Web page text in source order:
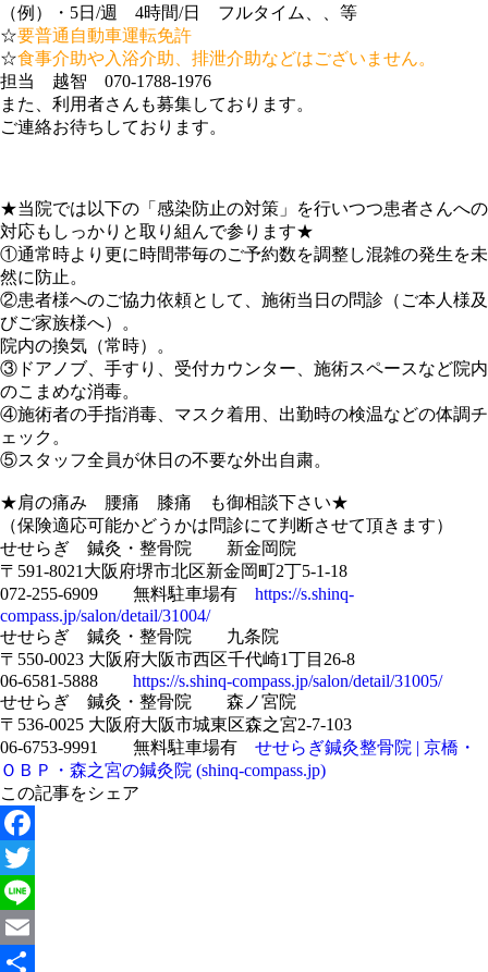
（例）・5日/週 4時間/日 フルタイム、、等
☆要普通自動車運転免許
☆食事介助や入浴介助、排泄介助などはございません。
担当 越智 070-1788-1976
また、利用者さんも募集しております。
ご連絡お待ちしております。
★当院では以下の「感染防止の対策」を行いつつ患者さんへの
対応もしっかりと取り組んで参ります★
①通常時より更に時間帯毎のご予約数を調整し混雑の発生を未
然に防止。
②患者様へのご協力依頼として、施術当日の問診（ご本人様及
びご家族様へ）。
院内の換気（常時）。
③ドアノブ、手すり、受付カウンター、施術スペースなど院内
のこまめな消毒。
④施術者の手指消毒、マスク着用、出勤時の検温などの体調チ
ェック。
⑤スタッフ全員が休日の不要な外出自粛。
★肩の痛み 腰痛 膝痛 も御相談下さい★
（保険適応可能かどうかは問診にて判断させて頂きます）
せせらぎ 鍼灸・整骨院 新金岡院
〒591-8021大阪府堺市北区新金岡町2丁5-1-18
072-255-6909 無料駐車場有 https://s.shinq-
compass.jp/salon/detail/31004/
せせらぎ 鍼灸・整骨院 九条院
〒550-0023 大阪府大阪市西区千代崎1丁目26-8
06-6581-5888 https://s.shinq-compass.jp/salon/detail/31005/
せせらぎ 鍼灸・整骨院 森ノ宮院
〒536-0025 大阪府大阪市城東区森之宮2-7-103
06-6753-9991 無料駐車場有 せせらぎ鍼灸整骨院 | 京橋・
ＯＢＰ・森之宮の鍼灸院 (shinq-compass.jp)
この記事をシェア
Facebook
Twitter
Line
Email